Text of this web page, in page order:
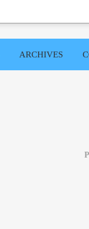
ARCHIVES